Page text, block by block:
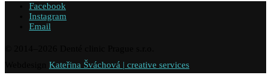
Facebook
Instagram
Email
Kateřina Šváchová | creative services